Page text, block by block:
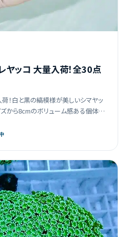
ヤッコ 大量入荷！全30点
！白と黒の縞模様が美しいシマヤッ
から8cmのボリューム感ある個体ま
プしています。お気に […]